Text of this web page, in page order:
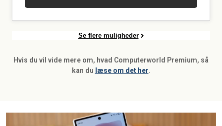
Se flere muligheder
Hvis du vil vide mere om, hvad Computerworld Premium, så
kan du læse om det her.